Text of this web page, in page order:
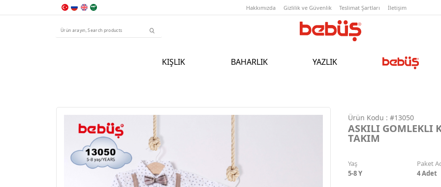
Hakkımızda Gizlilik ve Güvenlik
KIŞLIK BAHARLIK YAZLIK
Ürün Kodu : #13050
ASKILI GOMLEKLI
TAKIM
Yaş
5-8 Y
Paket
4Adet